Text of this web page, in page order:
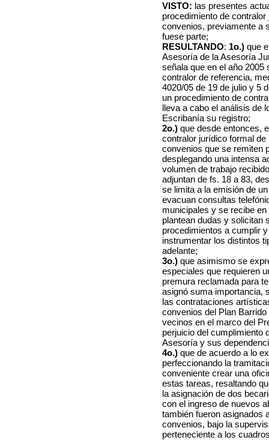
VISTO: las presentes
procedimiento de
convenios, previamente a
fuese parte;
RESULTANDO: 1o.) que
Asesoría de la Asesoría
señala que en el año
contralor de referencia,
4020/05 de 19 de julio y 5
un procedimiento de
lleva a cabo el análisis de
Escribanía su registro;
2o.) que desde entonces,
contralor jurídico formal
convenios que se remiten
desplegando una intensa
volumen de trabajo
adjuntan de fs. 18 a 83,
se limita a la emisión de
evacuan consultas
municipales y se recibe
plantean dudas y solicitan
procedimientos a cumplir
instrumentar los distintos
adelante;
3o.) que asimismo se
especiales que requieren
premura reclamada para
asignó suma importancia,
las contrataciones
convenios del Plan
vecinos en el marco del
perjuicio del cumplimiento
Asesoría y sus
4o.) que de acuerdo a lo
perfeccionando la
conveniente crear una
estas tareas, resaltando
la asignación de dos
con el ingreso de nuevos
también fueron asignados
convenios, bajo la
perteneciente a los